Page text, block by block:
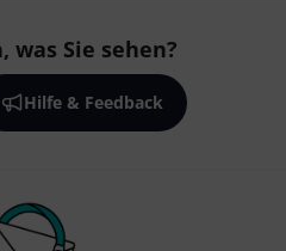
was Sie sehen?
Hilfe & Feedback